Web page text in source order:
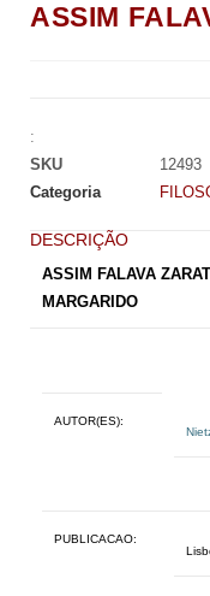
ASSIM
:
SKU
12493
Categoria
DESCRIÇÃO
ASSIM FALAVA
MARGARIDO
AUTOR(ES):
PUBLICACAO: